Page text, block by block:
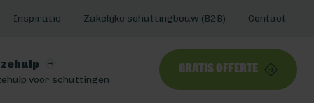
Inspiratie Zakelijke schuttingbouw (B2B) Contact
voor schuttingen
Gratis offerte